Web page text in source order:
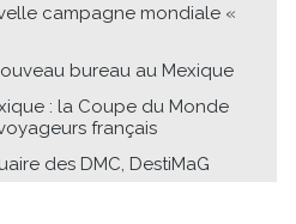
campagne mondiale «
bureau au Mexique
: la Coupe du Monde
français
des DMC, DestiMaG